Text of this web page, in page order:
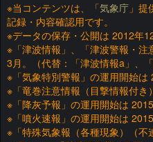
※当コンテンツは、「気象庁 」提
記録・内容確認用です。
※データの保存・公開は 2012年
※「津波情報」、「津波警報・
3月。（代替：「津波情報a」、
※「気象特別警報」の運用開始は
※「竜巻注意情報（目撃情報付き
※「降灰予報」の運用開始は 2015
※「噴火速報」の運用開始は 2015
※「特殊気象報（各種現象）（